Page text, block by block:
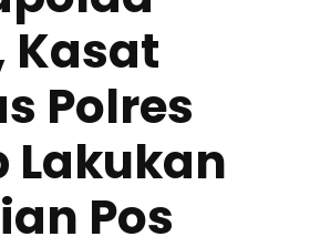
Kasat
Polres
Lakukan
Pos